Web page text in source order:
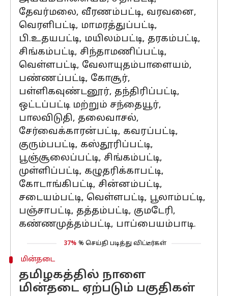
தேவர்மலை, வீரணம்பட்டி, வரவனை,
வெரளிபட்டி, மாமரத்துப்பட்டி,
பி.உதயபட்டி, மயிலம்பட்டி, தரகம்பட்டி,
சிங்கம்பட்டி, சிந்தாமணிப்பட்டி,
வெள்ளபட்டி, வேலாயுதம்பாளையம்,
பண்ணப்பட்டி, கோசூர்,
பள்ளிகவுண்டனூர், தந்திரிப்பட்டி,
ஒட்டப்பட்டி மற்றும் சந்தையூர்,
பாலவிடுதி, தலைவாசல்,
சேர்வைக்காரன்பட்டி, கவரப்பட்டி,
குரும்பபட்டி, கஸ்தூரிப்பட்டி,
பூஞ்சூலைப்பட்டி, சிங்கம்பட்டி,
முள்ளிப்பட்டி, கழுதரிக்காபட்டி,
கோடாங்கிபட்டி, சின்னம்பட்டி,
சடையம்பட்டி, வெள்ளபட்டி, பூலாம்பட்டி,
பஞ்சாபட்டி, தத்தம்பட்டி, குமடேரி,
கண்ணமுத்தம்பட்டி, பாப்பையம்பாடி.
37% % செய்தி படித்து விட்டீர்கள்
மின்தடை
தமிழகத்தில் நாளை
மின்தடை ஏற்படும் பகுதிகள்